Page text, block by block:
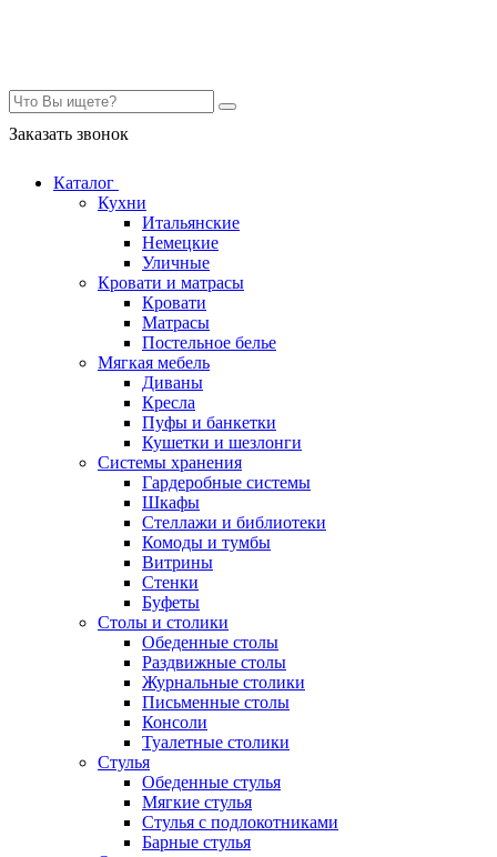
Заказать звонок
Каталог
Кухни
Итальянские
Немецкие
Уличные
Кровати и матрасы
Кровати
Матрасы
Постельное белье
Мягкая мебель
Диваны
Кресла
Пуфы и банкетки
Кушетки и шезлонги
Системы хранения
Гардеробные системы
Шкафы
Стеллажи и библиотеки
Комоды и тумбы
Витрины
Стенки
Буфеты
Столы и столики
Обеденные столы
Раздвижные столы
Журнальные столики
Письменные столы
Консоли
Туалетные столики
Стулья
Обеденные стулья
Мягкие стулья
Стулья с подлокотниками
Барные стулья